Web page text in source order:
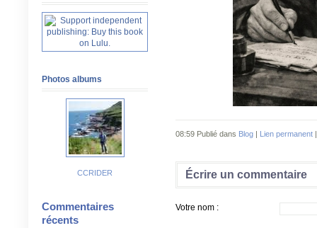
Photos albums
CCRIDER
Commentaires
récents
08:59 Publié dans Blog | Lien permanent
Écrire un commentaire
Votre nom :